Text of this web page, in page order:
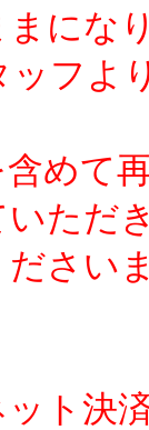
にな
フよ
めて
ただ
さい
ト決